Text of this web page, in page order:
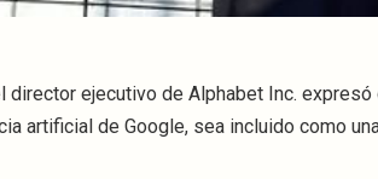
director ejecutivo de Alphabet Inc.
artificial de Google, sea incluido como